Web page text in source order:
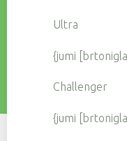
Ultra
{jumi
Challenger
{jumi